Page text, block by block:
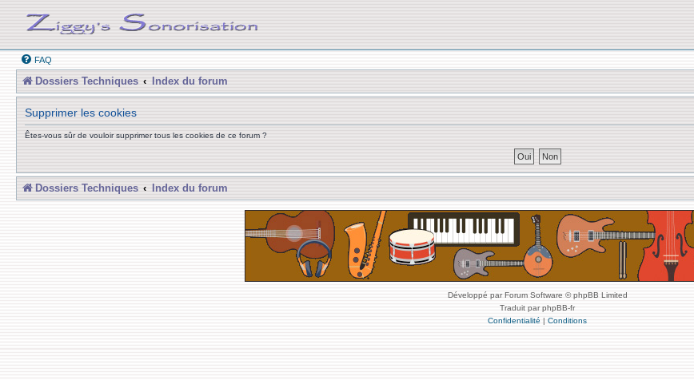
FAQ
Dossiers Techniques Index du forum
Supprimer les cookies
Êtes-vous sûr de vouloir supprimer tous les cookies de ce forum ?
Dossiers Techniques Index du forum
Développé par Forum Software © phpBB Limited
Traduit par phpBB-fr
Confidentialité | Conditions